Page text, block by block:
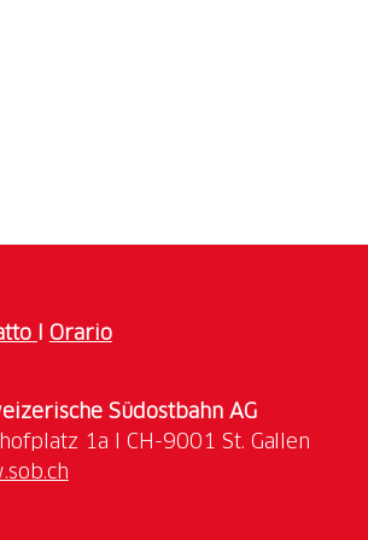
I Orario
Südostbahn AG